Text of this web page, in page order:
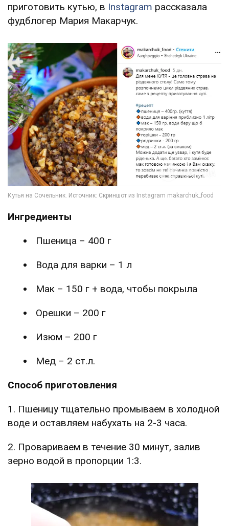
приготовить кутью, в Instagram рассказала
фудблогер Мария Макарчук.
Ингредиенты
Пшеница – 400 г
Вода для варки – 1 л
Мак – 150 г + вода, чтобы покрыла
Орешки – 200 г
Изюм – 200 г
Мед – 2 ст.л.
Способ приготовления
1. Пшеницу тщательно промываем в холодной
воде и оставляем набухать на 2-3 часа.
2. Провариваем в течение 30 минут, залив
зерно водой в пропорции 1:3.